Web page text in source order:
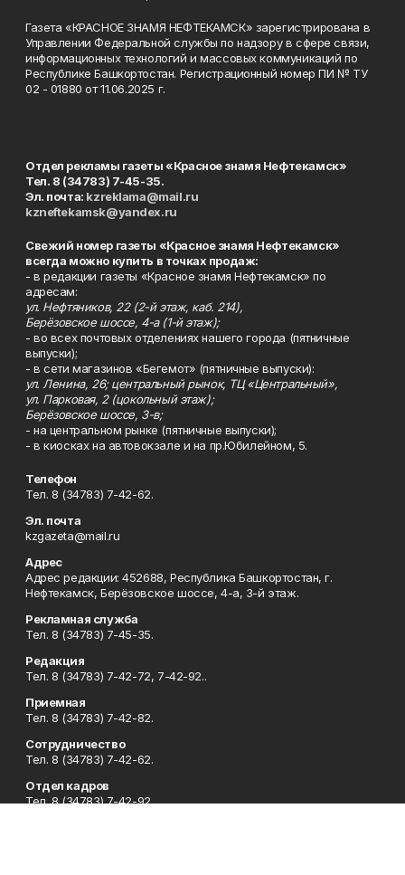
Газета «КРАСНОЕ ЗНАМЯ НЕФТЕКАМСК» зарегистрирована в
Управлении Федеральной службы по надзору в сфере связи,
информационных технологий и массовых коммуникаций по
Республике Башкортостан. Регистрационный номер ПИ № ТУ
02 - 01880 от 11.06.2025 г.
Отдел рекламы газеты «Красное знамя Нефтекамск»
Тел. 8 (34783) 7-45-35.
Эл. почта: kzreklama@mail.ru
kzneftekamsk@yandex.ru
Свежий номер газеты «Красное знамя Нефтекамск»
всегда можно купить в точках продаж:
- в редакции газеты «Красное знамя Нефтекамск» по
адресам:
ул. Нефтяников, 22 (2-й этаж, каб. 214),
Берёзовское шоссе, 4-а (1-й этаж);
- во всех почтовых отделениях нашего города (пятничные
выпуски);
- в сети магазинов «Бегемот» (пятничные выпуски):
ул. Ленина, 26; центральный рынок, ТЦ «Центральный»,
ул. Парковая, 2 (цокольный этаж);
Берёзовское шоссе, 3-в;
- на центральном рынке (пятничные выпуски);
- в киосках на автовокзале и на пр.Юбилейном, 5.
Телефон
Тел. 8 (34783) 7-42-62.
Эл. почта
kzgazeta@mail.ru
Адрес
Адрес редакции: 452688, Республика Башкортостан, г.
Нефтекамск, Берёзовское шоссе, 4-а, 3-й этаж.
Рекламная служба
Тел. 8 (34783) 7-45-35.
Редакция
Тел. 8 (34783) 7-42-72, 7-42-92..
Приемная
Тел. 8 (34783) 7-42-82.
Сотрудничество
Тел. 8 (34783) 7-42-62.
Отдел кадров
Тел. 8 (34783) 7-42-92.